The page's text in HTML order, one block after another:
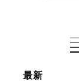
最新